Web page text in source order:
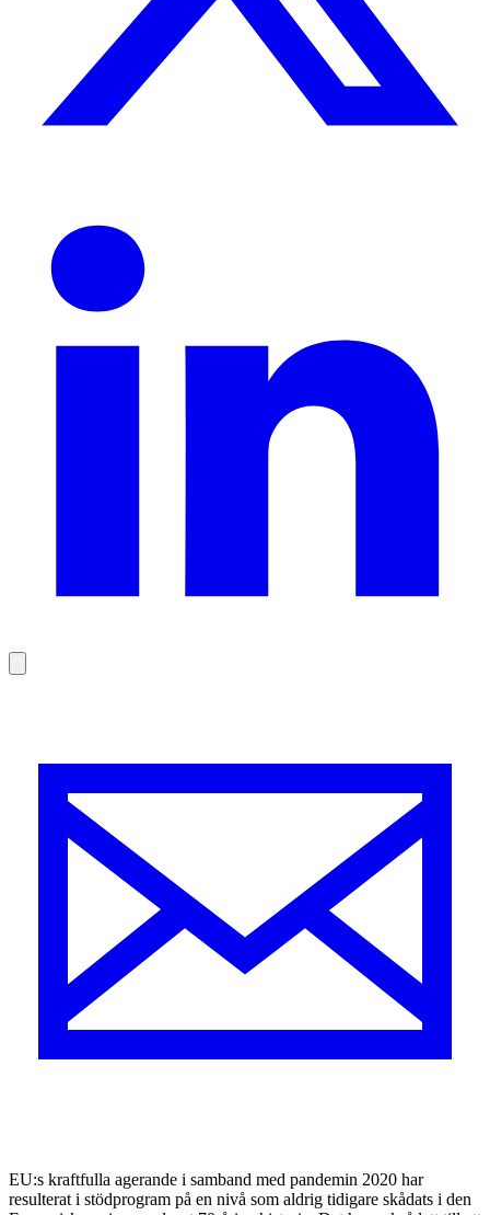
EU:s kraftfulla agerande i samband med pandemin 2020 har
resulterat i stödprogram på en nivå som aldrig tidigare skådats i den